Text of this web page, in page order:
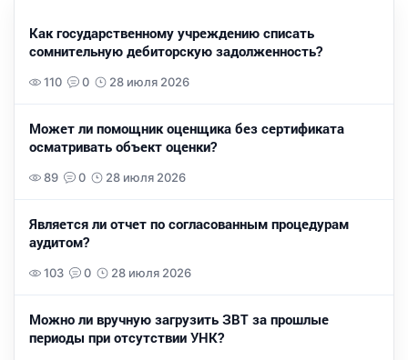
Как государственному учреждению списать
сомнительную дебиторскую задолженность?
110 0 28 июля 2026
Может ли помощник оценщика без сертификата
осматривать объект оценки?
89 0 28 июля 2026
Является ли отчет по согласованным процедурам
аудитом?
103 0 28 июля 2026
Можно ли вручную загрузить ЗВТ за прошлые
периоды при отсутствии УНК?